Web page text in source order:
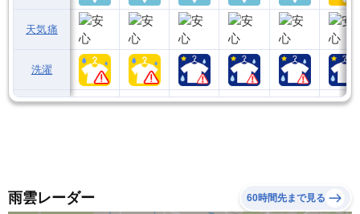
天気痛
洗濯
雨雲レーダー 60時間先まで見る